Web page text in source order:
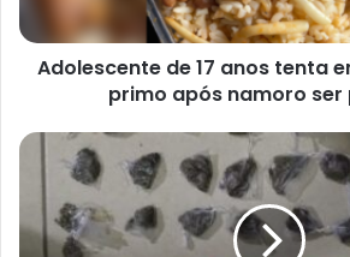
primo
após
proibido
Adolescente de 17 anos tenta
primo após namoro ser
Cruz
homem